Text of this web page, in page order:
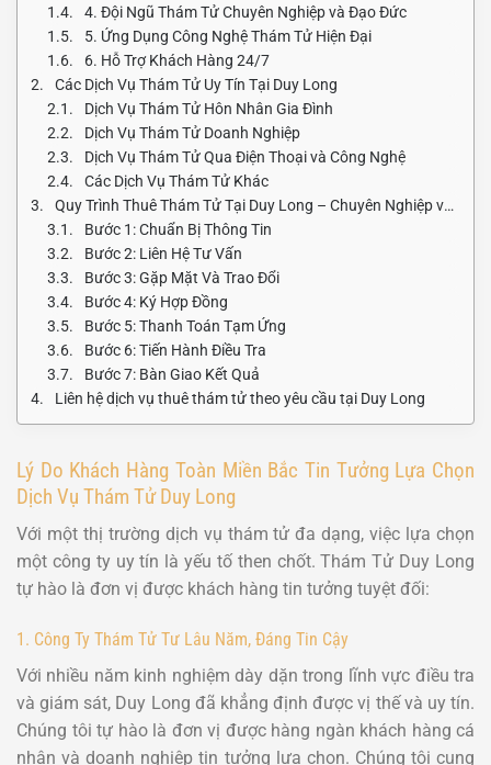
4. Đội Ngũ Thám Tử Chuyên Nghiệp và Đạo Đức
5. Ứng Dụng Công Nghệ Thám Tử Hiện Đại
6. Hỗ Trợ Khách Hàng 24/7
Các Dịch Vụ Thám Tử Uy Tín Tại Duy Long
Dịch Vụ Thám Tử Hôn Nhân Gia Đình
Dịch Vụ Thám Tử Doanh Nghiệp
Dịch Vụ Thám Tử Qua Điện Thoại và Công Nghệ
Các Dịch Vụ Thám Tử Khác
Quy Trình Thuê Thám Tử Tại Duy Long – Chuyên Nghiệp và Minh Bạch
Bước 1: Chuẩn Bị Thông Tin
Bước 2: Liên Hệ Tư Vấn
Bước 3: Gặp Mặt Và Trao Đổi
Bước 4: Ký Hợp Đồng
Bước 5: Thanh Toán Tạm Ứng
Bước 6: Tiến Hành Điều Tra
Bước 7: Bàn Giao Kết Quả
Liên hệ dịch vụ thuê thám tử theo yêu cầu tại Duy Long
Lý Do Khách Hàng Toàn Miền Bắc Tin Tưởng Lựa Chọn
Dịch Vụ Thám Tử Duy Long
Với một thị trường dịch vụ thám tử đa dạng, việc lựa chọn
một công ty uy tín là yếu tố then chốt. Thám Tử Duy Long
tự hào là đơn vị được khách hàng tin tưởng tuyệt đối:
1. Công Ty Thám Tử Tư Lâu Năm, Đáng Tin Cậy
Với nhiều năm kinh nghiệm dày dặn trong lĩnh vực điều tra
và giám sát, Duy Long đã khẳng định được vị thế và uy tín.
Chúng tôi tự hào là đơn vị được hàng ngàn khách hàng cá
nhân và doanh nghiệp tin tưởng lựa chọn. Chúng tôi cung